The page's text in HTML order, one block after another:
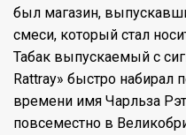
был магазин,
смеси, который стал
Табак выпускаемый с
Rattray» быстро набирал
времени имя Чарльза
повсеместно в